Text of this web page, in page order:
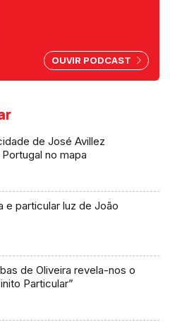
OUVIR PODCAST
de José Avillez
no mapa
e particular luz de João
de Oliveira revela-nos o
Particular”